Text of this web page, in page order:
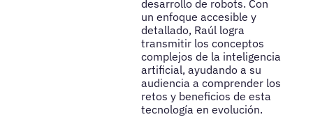
desarrollo de robots. Con
un enfoque accesible y
detallado, Raúl logra
transmitir los conceptos
complejos de la inteligencia
artificial, ayudando a su
audiencia a comprender los
retos y beneficios de esta
tecnología en evolución.